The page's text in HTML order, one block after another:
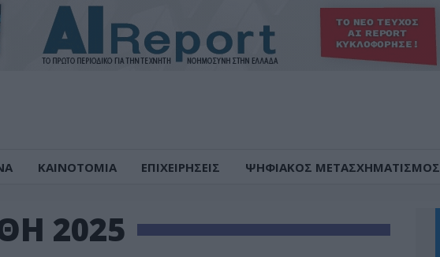
ΚΑΙΝΟΤΟΜΙΑ ΕΠΙΧΕΙΡΗΣΕΙΣ ΨΗΦΙΑΚΟΣ ΜΕΤΑΣΧΗΜΑΤΙΣΜΟΣ
2025